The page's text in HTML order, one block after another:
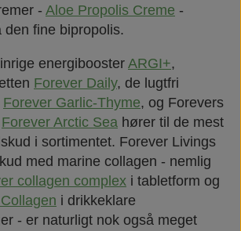
- Aloe Propolis Creme -
den fine bipropolis.
energibooster ARGI+,
Forever Daily, de lugtfri
Forever Garlic-Thyme, og Forevers
Forever Arctic Sea hører til de mest
i sortimentet. Forever Livings
med marine collagen - nemlig
collagen complex i tabletform og
i drikkeklare
- er naturligt nok også meget